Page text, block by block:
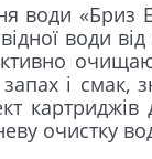
«Бриз
води від
і смак,
очистку